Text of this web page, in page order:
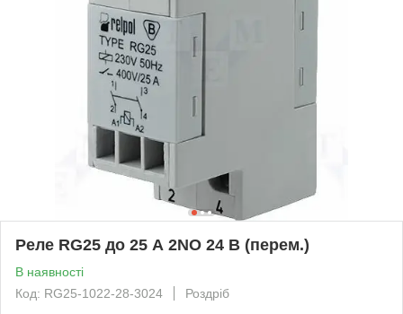
Реле RG25 до 25 А 2NO 24 В (перем.)
В наявності
Код: RG25-1022-28-3024
Роздріб